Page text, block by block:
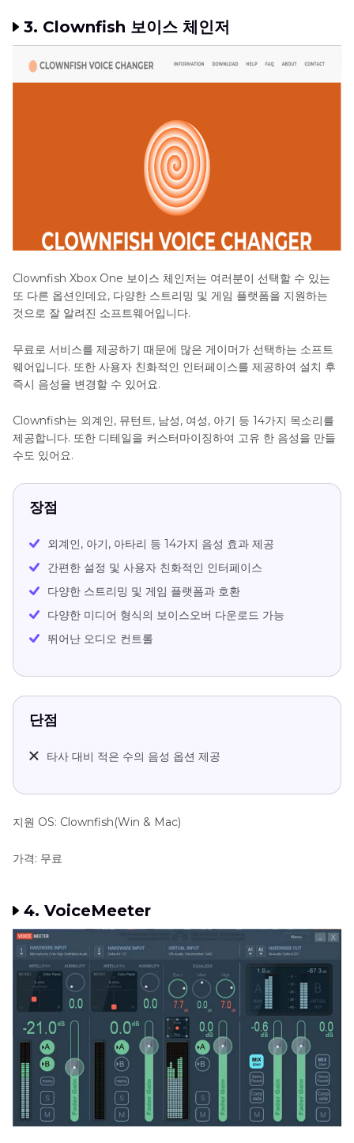
3. Clownfish 보이스 체인저
Clownfish Xbox One 보이스 체인저는 여러분이 선택할 수 있는
또 다른 옵션인데요, 다양한 스트리밍 및 게임 플랫폼을 지원하는
것으로 잘 알려진 소프트웨어입니다.
무료로 서비스를 제공하기 때문에 많은 게이머가 선택하는 소프트
웨어입니다. 또한 사용자 친화적인 인터페이스를 제공하여 설치 후
즉시 음성을 변경할 수 있어요.
Clownfish는 외계인, 뮤턴트, 남성, 여성, 아기 등 14가지 목소리를
제공합니다. 또한 디테일을 커스터마이징하여 고유 한 음성을 만들
수도 있어요.
장점
외계인, 아기, 아타리 등 14가지 음성 효과 제공
간편한 설정 및 사용자 친화적인 인터페이스
다양한 스트리밍 및 게임 플랫폼과 호환
다양한 미디어 형식의 보이스오버 다운로드 가능
뛰어난 오디오 컨트롤
단점
타사 대비 적은 수의 음성 옵션 제공
지원 OS: Clownfish(Win & Mac)
가격: 무료
4. VoiceMeeter